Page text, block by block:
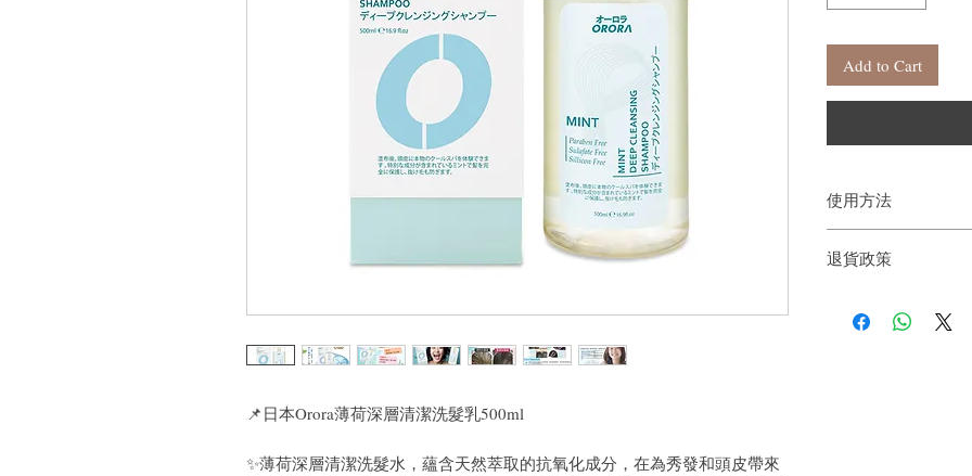
📌 日本Orora薄荷深層清潔洗髮乳500ml
✨薄荷深層清潔洗髮水，蘊含天然萃取的抗氧化成分，在為秀發和頭皮帶來
Add to Cart
使用方法
取雙手搓揉起泡，
退貨政策
戶。首先，您需要在